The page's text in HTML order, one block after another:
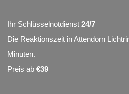
Ihr Schlüsselnotdienst 24/7
Die Reaktionszeit in Attendorn
Minuten.
Preis ab €39